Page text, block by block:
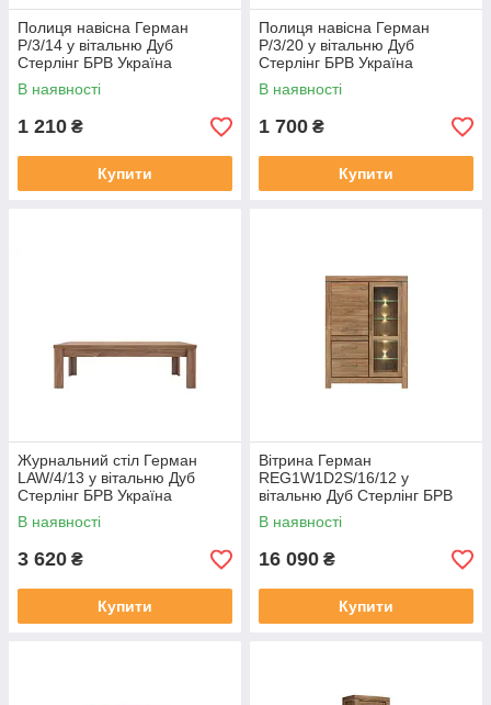
Полиця навісна Герман
P/3/14 у вітальню Дуб
Стерлінг БРВ Україна
В наявності
1 210 ₴
Купити
Полиця навісна Герман
P/3/20 у вітальню Дуб
Стерлінг БРВ Україна
В наявності
1 700 ₴
Купити
Журнальний стіл Герман
LAW/4/13 у вітальню Дуб
Стерлінг БРВ Україна
В наявності
3 620 ₴
Купити
Вітрина Герман
REG1W1D2S/16/12 у
вітальню Дуб Стерлінг БРВ
Україна з підсвіткою
В наявності
16 090 ₴
Купити